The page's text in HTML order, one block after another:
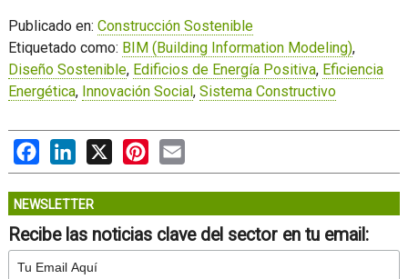
Publicado en: Construcción Sostenible
Etiquetado como: BIM (Building Information Modeling),
Diseño Sostenible, Edificios de Energía Positiva, Eficiencia
Energética, Innovación Social , Sistema Constructivo
FacebookLinkedIn Pinterest
NEWSLETTER
Recibe las noticias clave del sector en tu email: